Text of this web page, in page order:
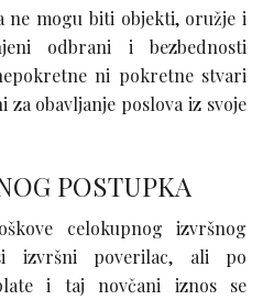
ne mogu biti objekti, oružje i
odbrani i bezbednosti
ni pokretne stvari
obavljanje poslova iz svoje
POSTUPKA
celokupnog izvršnog
izvršni poverilac, ali po
i taj novčani iznos se